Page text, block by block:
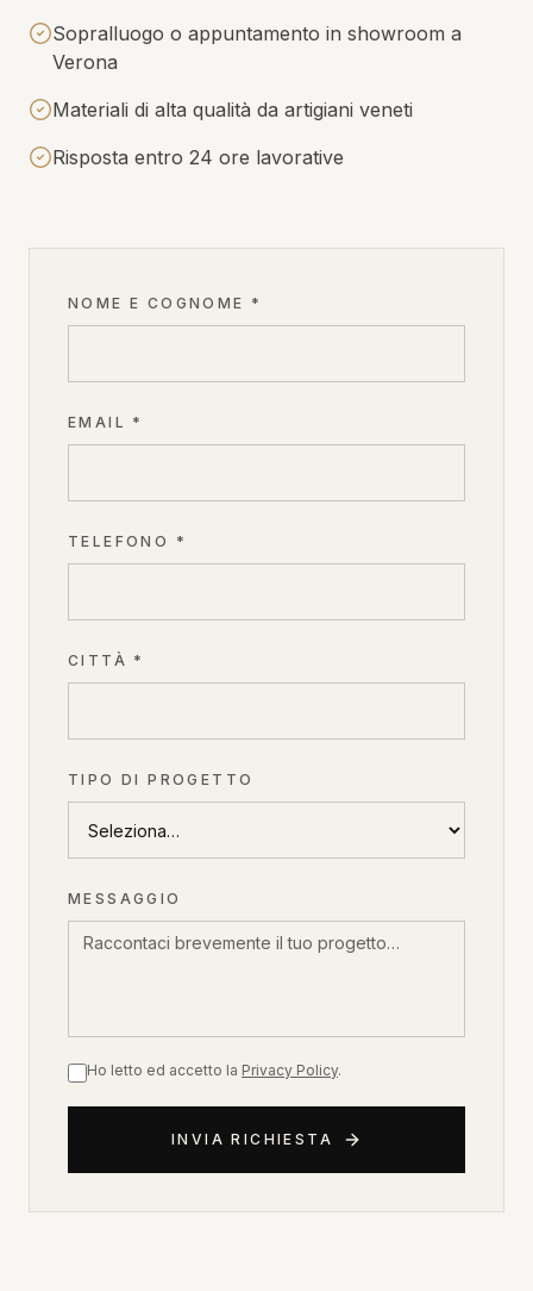
Sopralluogo o appuntamento in showroom a
Verona
Materiali di alta qualità da artigiani veneti
Risposta entro 24 ore lavorative
NOME E COGNOME *
EMAIL *
TELEFONO *
CITTÀ *
TIPO DI PROGETTO
MESSAGGIO
Ho letto ed accetto la Privacy Policy.
INVIA RICHIESTA